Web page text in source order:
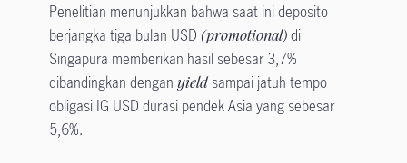
Penelitian menunjukkan bahwa saat ini deposito
berjangka tiga bulan USD (promotional)di
Singapura memberikan hasil sebesar 3,7%
dibandingkan dengan yieldsampai jatuh tempo
obligasi IG USD durasi pendek Asia yang sebesar
5,6%.